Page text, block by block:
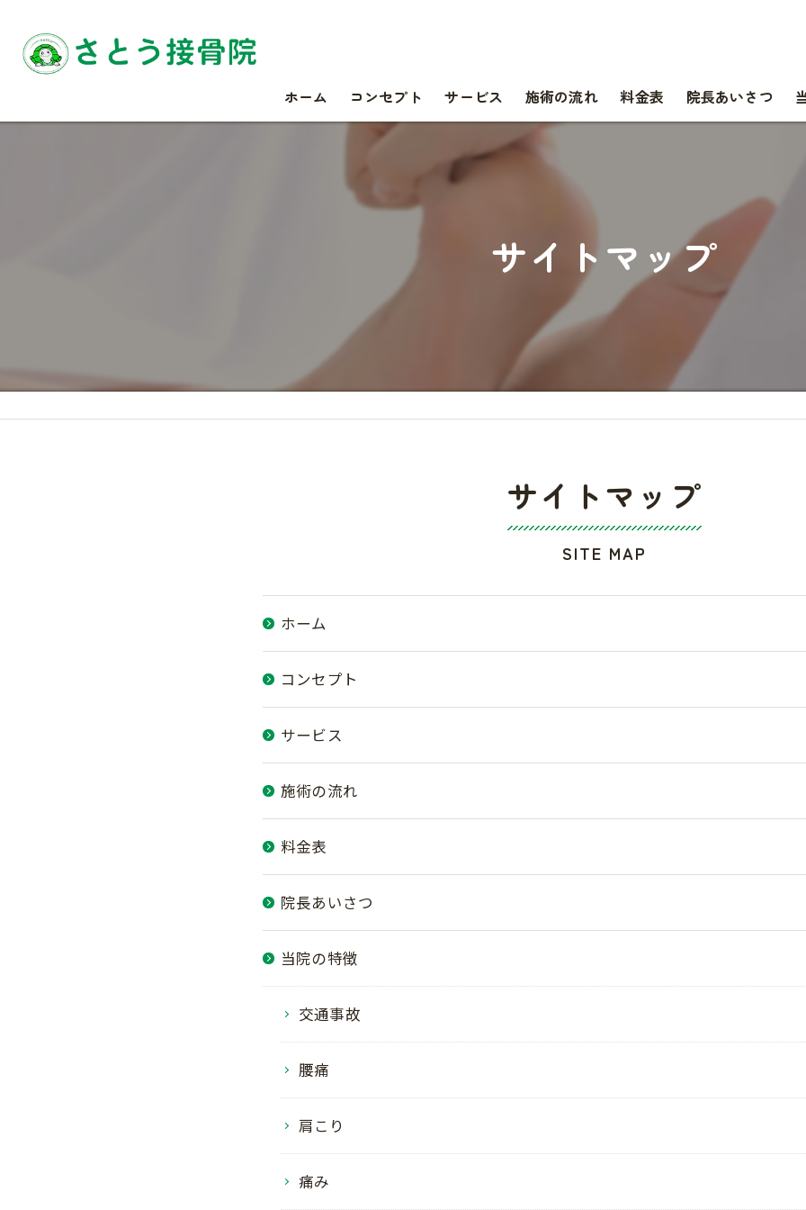
ホーム コンセプト サービス 施術の流れ 料金表 院長あいさつ
サイトマップ
SITE MAP
サイトマップ
ホーム
コンセプト
サービス
施術の流れ
料金表
院長あいさつ
当院の特徴
交通事故
腰痛
肩こり
痛み